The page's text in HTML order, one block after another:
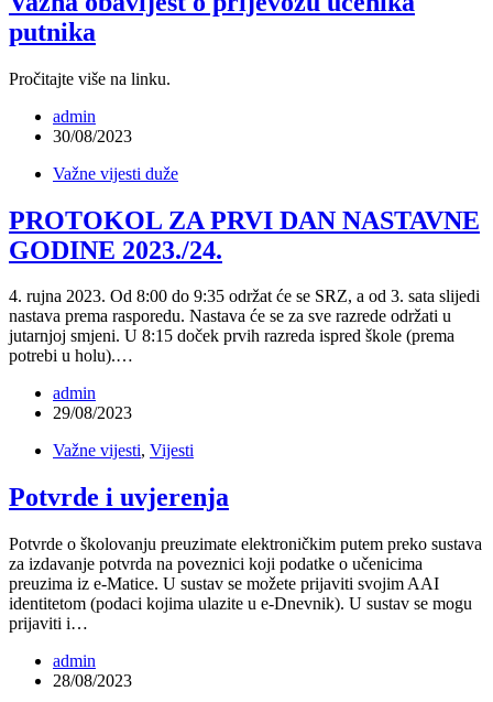
putnika
Pročitajte više na linku.
admin
30/08/2023
Važne vijesti duže
PROTOKOL ZA PRVI DAN NASTAVNE
GODINE 2023./24.
4. rujna 2023. Od 8:00 do 9:35 održat će se SRZ, a od 3. sata slijedi
nastava prema rasporedu. Nastava će se za sve razrede održati u
jutarnjoj smjeni. U 8:15 doček prvih razreda ispred škole (prema
potrebi u holu).…
admin
29/08/2023
Važne vijesti, Vijesti
Potvrde i uvjerenja
Potvrde o školovanju preuzimate elektroničkim putem preko sustava
za izdavanje potvrda na poveznici koji podatke o učenicima
preuzima iz e-Matice. U sustav se možete prijaviti svojim AAI
identitetom (podaci kojima ulazite u e-Dnevnik). U sustav se mogu
prijaviti i…
admin
28/08/2023